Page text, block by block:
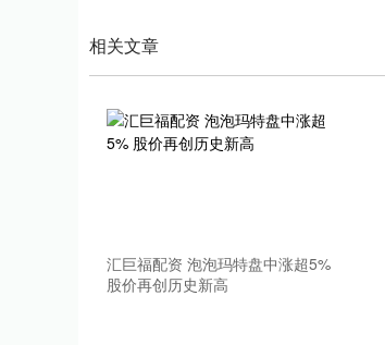
相关文章
汇巨福配资 泡泡玛特盘中涨超5%
股价再创历史新高